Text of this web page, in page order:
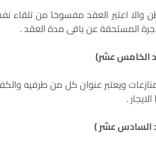
والا اعتبر العقد مفسوخا من
المستحقة عن باقى مدة العقد .
الخامس عشر)
ويعتبر عنوان كل من طرفيه
.
السادس عشر )